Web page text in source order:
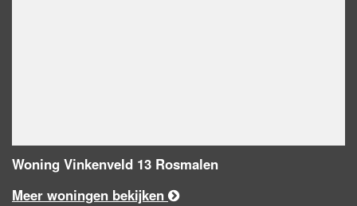
Woning Vinkenveld 13 Rosmalen
Meer woningen bekijken